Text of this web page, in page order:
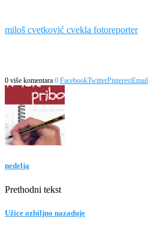
miloš cvetković cvekla fotoreporter
0 više komentara 0 FacebookTwitterPinterestEmail
nedelja
Prethodni tekst
Užice ozbiljno nazaduje